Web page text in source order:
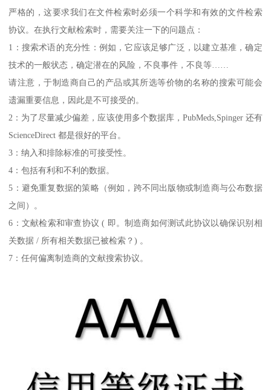
严格的，这要求我们在文件检索时必须一个科学和有效的文件检索
协议。在执行文献检索时，需要关注一下的问题点：
1：搜索术语的充分性：例如，它应该足够广泛，以建立基准，确定
技术的一般状态，确定潜在的风险，不良事件，不良等……
请注意，于制造商自己的产品或其所选等价物的名称的搜索可能会
遗漏重要信息，因此是不可接受的。
2：为了尽量减少偏差，应该使用多个数据库，PubMeds,Spinger 还有
ScienceDirect 都是很好的平台。
3：纳入和排除标准的可接受性。
4：包括有利和不利的数据。
5：避免重复数据的策略（例如，跨不同出版物或制造商与公布数据
之间）。
6：文献检索和审查协议 ( 即。制造商如何测试此协议以确保识别相
关数据 / 所有相关数据已被检索？) 。
7：任何偏离制造商的文献搜索协议。